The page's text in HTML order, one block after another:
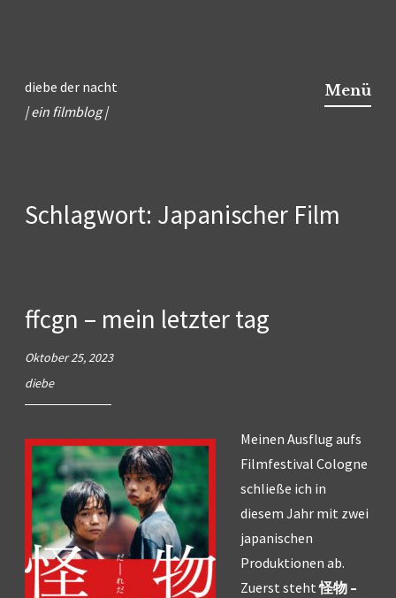
Inhalt
springen
diebe der nacht
| ein filmblog |
Menü
Schlagwort: Japanischer Film
ffcgn – mein letzter tag
Oktober 25, 2023
diebe
Meinen Ausflug aufs
Filmfestival Cologne
schließe ich in
diesem Jahr mit zwei
japanischen
Produktionen ab.
Zuerst steht怪物 –